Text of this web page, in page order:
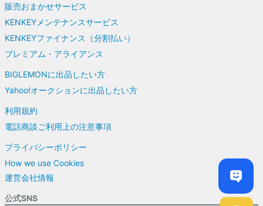
販売おまかせサービス
KENKEYメンテナンスサービス
KENKEYファイナンス（分割払い）
プレミアム・アライアンス
BIGLEMONに出品したい方
Yahoo!オークションに出品したい方
利用規約
電話商談ご利用上の注意事項
プライバシーポリシー
How we use Cookies
運営会社情報
公式SNS